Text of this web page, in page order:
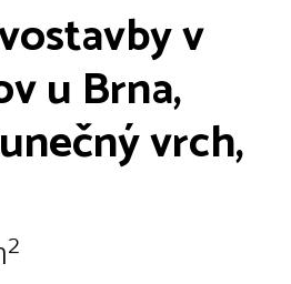
v
u Brna,
vrch,